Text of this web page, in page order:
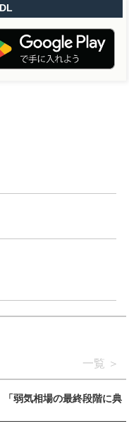
一覧
弱気相場の最終段階に典